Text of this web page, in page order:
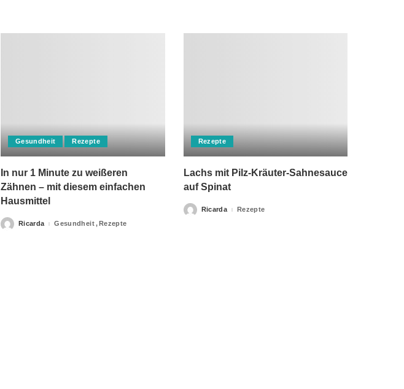
Gesundheit Rezepte
In nur 1 Minute zu weißeren
Zähnen – mit diesem einfachen
Hausmittel
PostedRicarda Gesundheit Rezepte
Rezepte
Lachs mit Pilz-Kräuter-Sahnesauce
auf Spinat
PostedRicarda Rezepte